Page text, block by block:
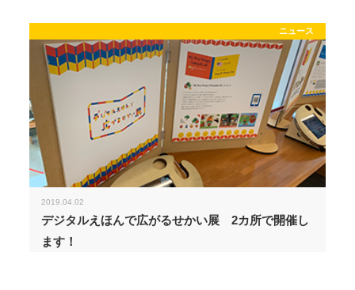
ニュース
2019.04.02
デジタルえほんで広がるせかい展 2カ所で開催し
ます！